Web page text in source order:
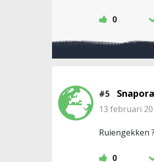
0
#5
13 februari
Ruiengekken ?
0